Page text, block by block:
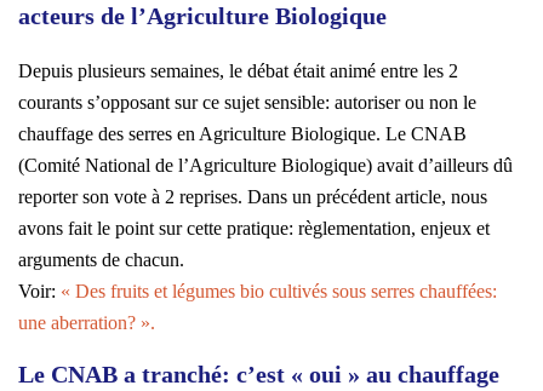
acteurs de l’Agriculture Biologique
Depuis plusieurs semaines, le débat était animé entre les 2
courants s’opposant sur ce sujet sensible: autoriser ou non le
chauffage des serres en Agriculture Biologique. Le CNAB
(Comité National de l’Agriculture Biologique) avait d’ailleurs dû
reporter son vote à 2 reprises. Dans un précédent article, nous
avons fait le point sur cette pratique: règlementation, enjeux et
arguments de chacun.
Voir: « Des fruits et légumes bio cultivés sous serres chauffées:
une aberration? ».
Le CNAB a tranché: c’est « oui » au chauffage